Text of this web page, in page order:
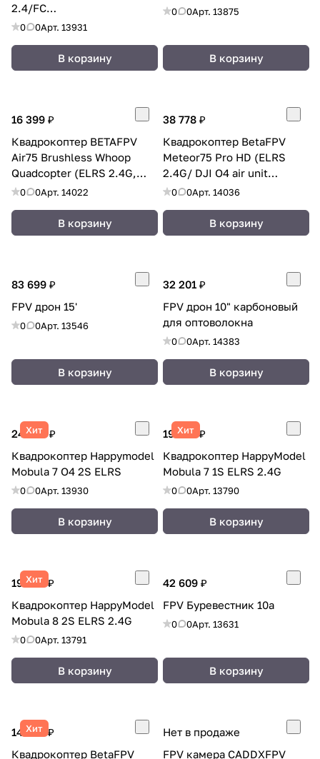
2.4/FC
STM32F411/HDZeroLux/40мм)
0 0Арт. 13931
В корзину
0 0Арт. 13875
В корзину
16 399 ₽
Квадрокоптер BETAFPV
Air75 Brushless Whoop
Quadcopter (ELRS 2.4G,
5‑in‑1
0 0Арт. 14022
В корзину
38 778 ₽
Квадрокоптер BetaFPV
Meteor75 Pro HD (ELRS
2.4G/ DJI O4 air unit
bracket)
0 0Арт. 14036
В корзину
83 699 ₽
FPV дрон 15'
0 0Арт. 13546
В корзину
32 201 ₽
FPV дрон 10" карбоновый
для оптоволокна
0 0Арт. 14383
В корзину
Хит
24 502 ₽
Квадрокоптер Happymodel
Mobula 7 O4 2S ELRS
0 0Арт. 13930
В корзину
Хит
19 250 ₽
Квадрокоптер HappyModel
Mobula 7 1S ELRS 2.4G
0 0Арт. 13790
В корзину
Хит
19 903 ₽
Квадрокоптер HappyModel
Mobula 8 2S ELRS 2.4G
0 0Арт. 13791
В корзину
42 609 ₽
FPV Буревестник 10а
0 0Арт. 13631
В корзину
Хит
14 835 ₽
Квадрокоптер BetaFPV
Нет в продаже
FPV камера CADDXFPV